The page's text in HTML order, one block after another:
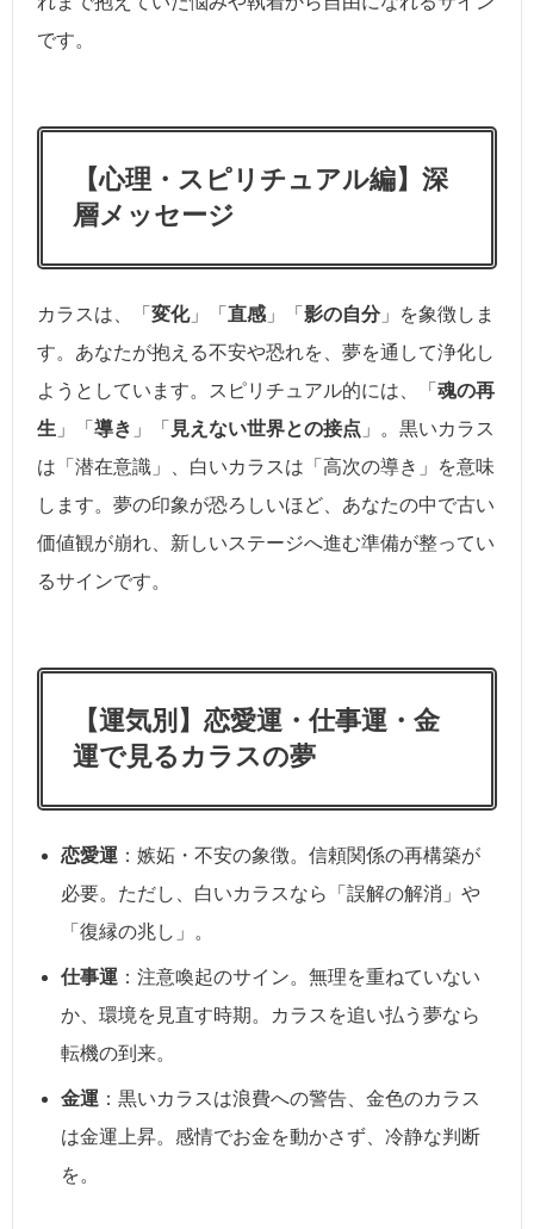
です。
【心理・スピリチュアル編】深
層メッセージ
カラスは、「 変化」「 直感 」「 影の自分」を象徴しま
す。あなたが抱える不安や恐れを、夢を通して浄化し
ようとしています。スピリチュアル的には、「 魂の再
生 」「 導き 」「 見えない世界との接点 」。黒いカラス
は「潜在意識」、白いカラスは「高次の導き」を意味
します。夢の印象が恐ろしいほど、あなたの中で古い
価値観が崩れ、新しいステージへ進む準備が整ってい
るサインです。
【運気別】恋愛運・仕事運・金
運で見るカラスの夢
恋愛運 ：嫉妬・不安の象徴。信頼関係の再構築が
必要。ただし、白いカラスなら「誤解の解消」や
「復縁の兆し」。
仕事運 ：注意喚起のサイン。無理を重ねていない
か、環境を見直す時期。カラスを追い払う夢なら
転機の到来。
金運 ：黒いカラスは浪費への警告、金色のカラス
は金運上昇。感情でお金を動かさず、冷静な判断
を。